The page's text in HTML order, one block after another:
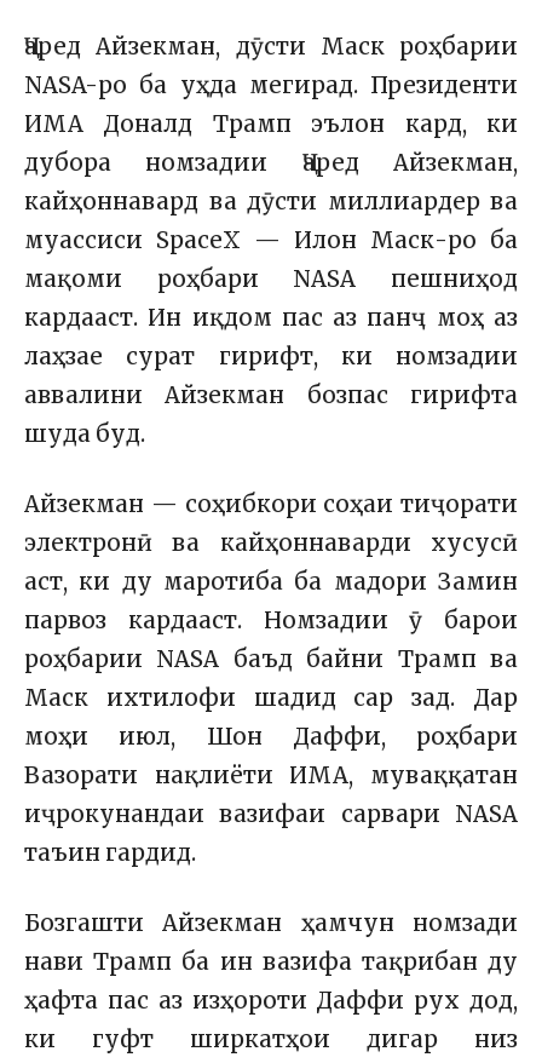
Ҷаред Айзекман, дӯсти Маск роҳбарии
NASA-ро ба уҳда мегирад. Президенти
ИМА Доналд Трамп эълон кард, ки
дубора номзадии Ҷаред Айзекман,
кайҳоннавард ва дӯсти миллиардер ва
муассиси SpaceX — Илон Маск-ро ба
мақоми роҳбари NASA пешниҳод
кардааст. Ин иқдом пас аз панҷ моҳ аз
лаҳзае сурат гирифт, ки номзадии
аввалини Айзекман бозпас гирифта
шуда буд.
Айзекман — соҳибкори соҳаи тиҷорати
электронӣ ва кайҳоннаварди хусусӣ
аст, ки ду маротиба ба мадори Замин
парвоз кардааст. Номзадии ӯ барои
роҳбарии NASA баъд байни Трамп ва
Маск ихтилофи шадид сар зад. Дар
моҳи июл, Шон Даффи, роҳбари
Вазорати нақлиёти ИМА, муваққатан
иҷрокунандаи вазифаи сарвари NASA
таъин гардид.
Бозгашти Айзекман ҳамчун номзади
нави Трамп ба ин вазифа тақрибан ду
ҳафта пас аз изҳороти Даффи рух дод,
ки гуфт ширкатҳои дигар низ